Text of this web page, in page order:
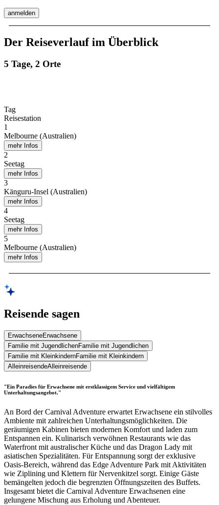
anmelden
Der Reiseverlauf im Überblick
5 Tage, 2 Orte
Tag
Reisestation
1
Melbourne (Australien)
mehr Infos
2
Seetag
mehr Infos
3
Känguru-Insel (Australien)
mehr Infos
4
Seetag
mehr Infos
5
Melbourne (Australien)
mehr Infos
Reisende sagen
ErwachseneErwachsene
Familie mit JugendlichenFamilie mit Jugendlichen
Familie mit KleinkindernFamilie mit Kleinkindern
AlleinreisendeAlleinreisende
"Ein Paradies für Erwachsene mit erstklassigem Service und vielfältigem
Unterhaltungsangebot."
An Bord der Carnival Adventure erwartet Erwachsene ein stilvolles
Ambiente mit zahlreichen Unterhaltungsmöglichkeiten. Die
geräumigen Kabinen bieten modernen Komfort und laden zum
Entspannen ein. Kulinarisch verwöhnen Restaurants wie das
Waterfront mit australischer Küche und das Dragon Lady mit
asiatischen Spezialitäten. Für Entspannung sorgt der exklusive
Oasis-Bereich, während das Edge Adventure Park mit Aktivitäten
wie Ziplining und Klettern für Nervenkitzel sorgt. Einige Gäste
bemängelten jedoch die begrenzten Öffnungszeiten des Buffets.
Insgesamt bietet die Carnival Adventure Erwachsenen eine
gelungene Mischung aus Erholung und Abenteuer.